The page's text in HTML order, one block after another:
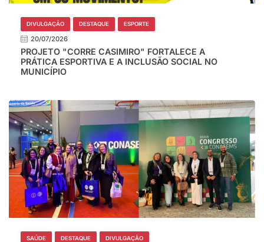
DIVULGAÇÃO DESTAQUE ESPORTE
20/07/2026
PROJETO "CORRE CASIMIRO" FORTALECE A
PRÁTICA ESPORTIVA E A INCLUSÃO SOCIAL NO
MUNICÍPIO
SAÚDE DESTAQUE DIVULGAÇÃO